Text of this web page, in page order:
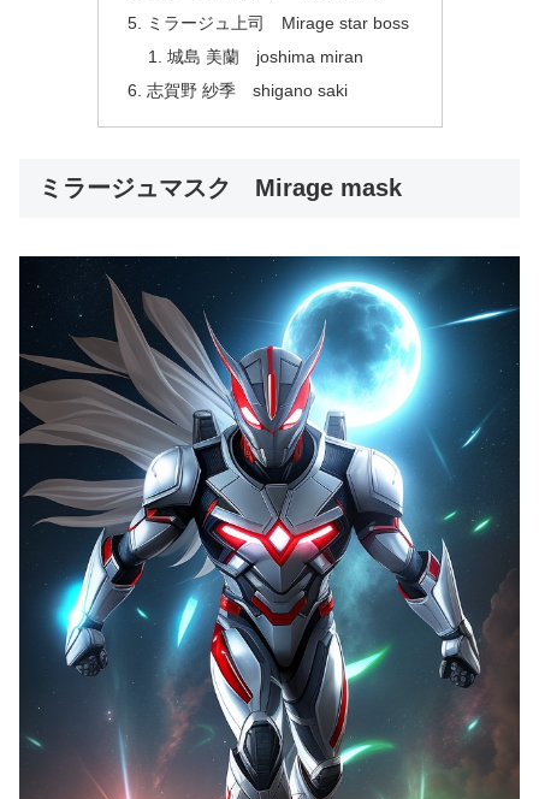
ミラージュ上司 Mirage star boss
城島 美蘭 joshima miran
志賀野 紗季 shigano saki
ミラージュマスク Mirage mask